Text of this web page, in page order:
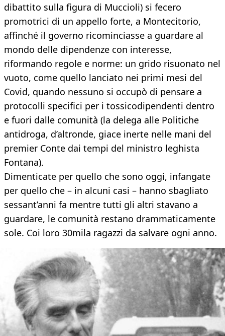
dibattito sulla figura di Muccioli) si fecero
promotrici di un appello forte, a Montecitorio,
affinché il governo ricominciasse a guardare al
mondo delle dipendenze con interesse,
riformando regole e norme: un grido risuonato nel
vuoto, come quello lanciato nei primi mesi del
Covid, quando nessuno si occupò di pensare a
protocolli specifici per i tossicodipendenti dentro
e fuori dalle comunità (la delega alle Politiche
antidroga, d’altronde, giace inerte nelle mani del
premier Conte dai tempi del ministro leghista
Fontana).
Dimenticate per quello che sono oggi, infangate
per quello che – in alcuni casi – hanno sbagliato
sessant’anni fa mentre tutti gli altri stavano a
guardare, le comunità restano drammaticamente
sole. Coi loro 30mila ragazzi da salvare ogni anno.